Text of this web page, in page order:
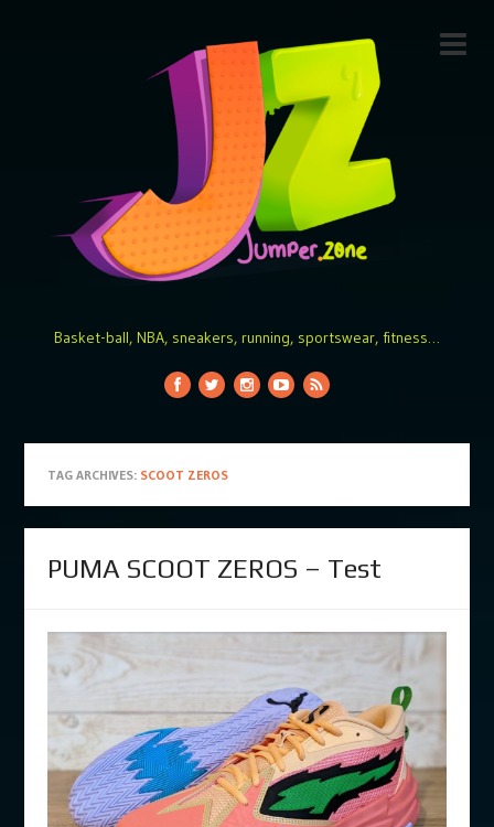
Basket-ball, NBA, sneakers, running, sportswear, fitness…
TAG ARCHIVES: SCOOT ZEROS
PUMA SCOOT ZEROS – Test